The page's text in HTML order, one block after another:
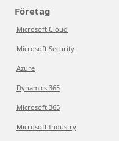
Företag
Microsoft Cloud
Microsoft Security
Azure
Dynamics 365
Microsoft 365
Microsoft Industry